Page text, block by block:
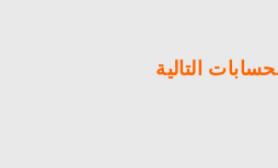
التالية